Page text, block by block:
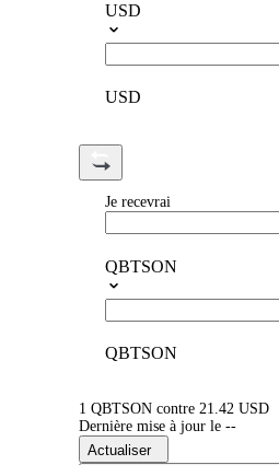
USD
USD
Je recevrai
QBTSON
QBTSON
1 QBTSON contre 21.42 USD
Dernière mise à jour le --
Actualiser